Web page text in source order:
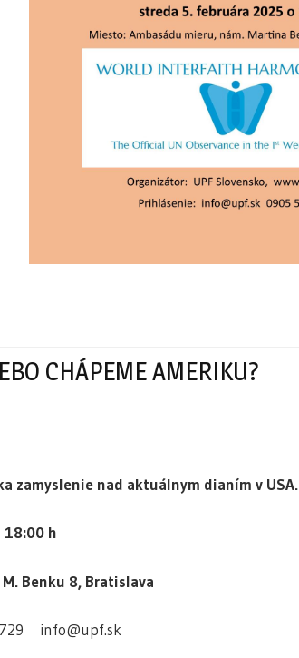
CHÁPEME AMERIKU?
zamyslenie nad aktuálnym dianím v USA.
18:00 h
Benku 8, Bratislava
info@upf.sk